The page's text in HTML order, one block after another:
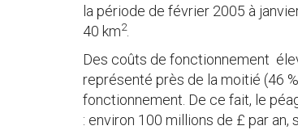
la période de février 2005 à
40 km2.
Des coûts de fonctionnement
représenté près de la moitié (46
fonctionnement. De ce fait, le
: environ 100 millions de £ par an,